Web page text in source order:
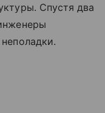
Спустя два